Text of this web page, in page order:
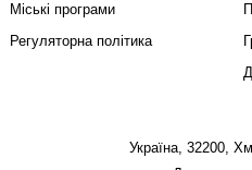
Міські програми
Регуляторна політика
Україна, 32200,